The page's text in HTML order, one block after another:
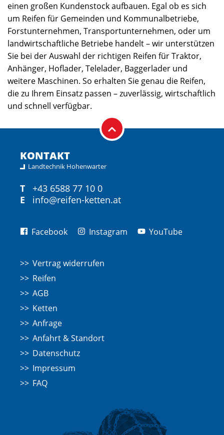
einen großen Kundenstock aufbauen. Egal ob es sich
um Reifen für Gemeinden und Kommunalbetriebe,
Forstunternehmen, Transportunternehmen, oder um
landwirtschaftliche Betriebe handelt – wir unterstützen
Sie bei der Auswahl der richtigen Reifen für Traktor,
Anhänger, Hoflader, Telelader, Baggerlader und
weitere Maschinen. So erhalten Sie genau die Reifen,
die zu Ihrem Einsatz passen – zuverlässig, wirtschaftlich
und schnell verfügbar.
KONTAKT
Landtechnik Hohenwarter
T
+43 6588 77 10 0
E
info@reifen-ketten.at
Facebook Instagram YouTube
Vertrag widerrufen
Reifen
AGB
Ketten
Anfrage
Anfahrt & Standort
Datenschutz
Impressum
FAQ